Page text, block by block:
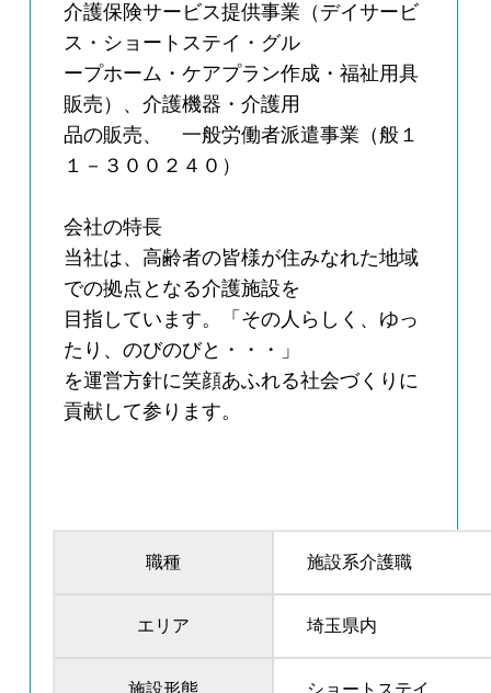
介護保険サービス提供事業（デイサービ
ス・ショートステイ・グル
ープホーム・ケアプラン作成・福祉用具
販売）、介護機器・介護用
品の販売、 一般労働者派遣事業（般１
１－３００２４０）
会社の特長
当社は、高齢者の皆様が住みなれた地域
での拠点となる介護施設を
目指しています。「その人らしく、ゆっ
たり、のびのびと・・・」
を運営方針に笑顔あふれる社会づくりに
貢献して参ります。
職種 施設系介護職
エリア 埼玉県内